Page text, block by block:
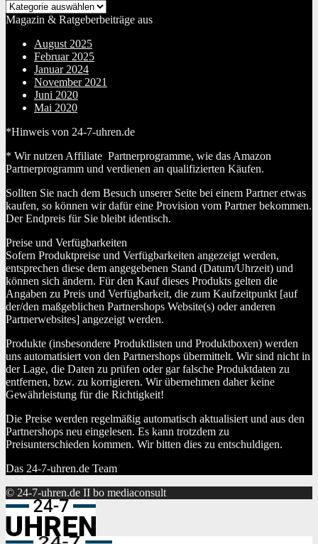
Magazin & Ratgeberbeiträge aus
August 2025
Februar 2025
Januar 2024
November 2021
Juni 2020
Mai 2020
*Hinweis von 24-7-uhren.de
* Wir nutzen Affiliate Partnerprogramme, wie das Amazon
Partnerprogramm und verdienen an qualifizierten Käufen.
Sollten Sie nach dem Besuch unserer Seite bei einem Partner etwas
kaufen, so können wir dafür eine Provision vom Partner bekommen.
Der Endpreis für Sie bleibt identisch.
Preise und Verfügbarkeiten
Sofern Produktpreise und Verfügbarkeiten angezeigt werden,
entsprechen diese dem angegebenen Stand (Datum/Uhrzeit) und
können sich ändern. Für den Kauf dieses Produkts gelten die
Angaben zu Preis und Verfügbarkeit, die zum Kaufzeitpunkt [auf
der/den maßgeblichen Partnershops Website(s) oder anderen
Partnerwebsites] angezeigt werden.
Produkte (insbesondere Produktlisten und Produktboxen) werden
uns automatisiert von den Partnershops übermittelt. Wir sind nicht in
der Lage, die Daten zu prüfen oder gar falsche Produktdaten zu
entfernen, bzw. zu korrigieren. Wir übernehmen daher keine
Gewährleistung für die Richtigkeit!
Die Preise werden regelmäßig automatisch aktualisiert und aus den
Partnershops neu eingelesen. Es kann trotzdem zu
Preisunterschieden kommen. Wir bitten dies zu entschuldigen.
Das 24-7-uhren.de Team
© 24-7-uhren.de II bo mediaconsult